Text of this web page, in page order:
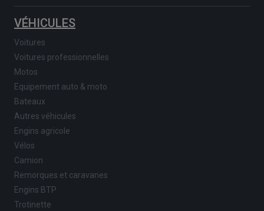
VÉHICULES
Voitures
Voitures professionnelles
Motos
Equipement auto & moto
Bateaux
Autres véhicules
Engins agricole
Vélos
Camion
Remorques et caravanes
Engins BTP
Trotinette